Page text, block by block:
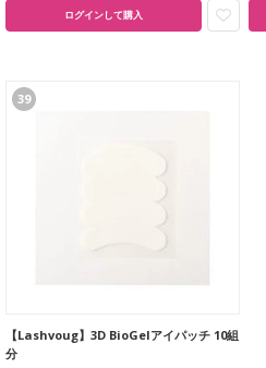
ログインして購入
39
【Lashvoug】3D BioGelアイパッチ 10組
分